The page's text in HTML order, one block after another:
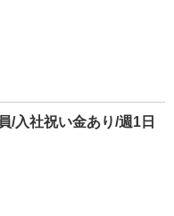
/入社祝い金あり/週1日